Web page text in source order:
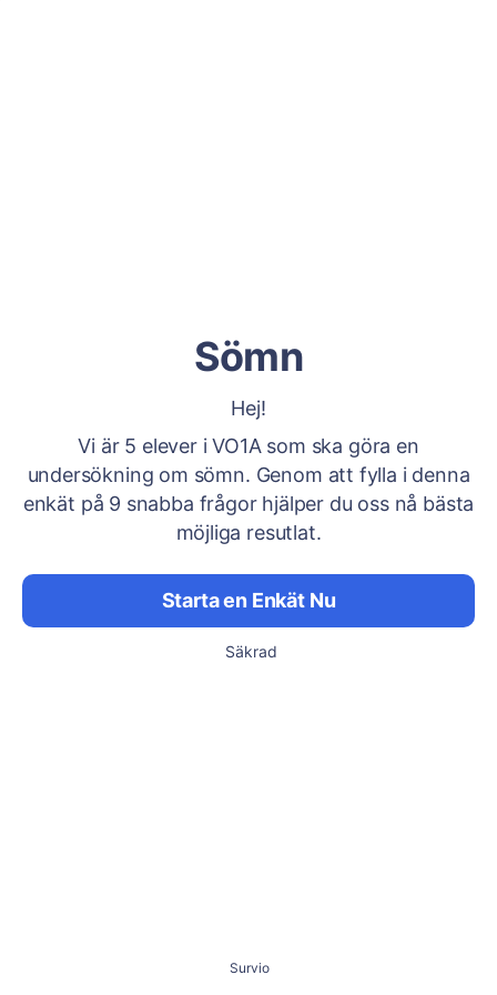
Sömn
Hej!
Vi är 5 elever i VO1A som ska göra en
undersökning om sömn. Genom att fylla i denna
enkät på 9 snabba frågor hjälper du oss nå bästa
möjliga resutlat.
Starta en Enkät Nu
Säkrad
Survio